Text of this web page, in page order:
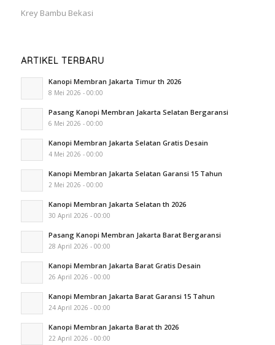
Krey Bambu Bekasi
ARTIKEL TERBARU
Kanopi Membran Jakarta Timur th 2026
8 Mei 2026 - 00:00
Pasang Kanopi Membran Jakarta Selatan Bergaransi
6 Mei 2026 - 00:00
Kanopi Membran Jakarta Selatan Gratis Desain
4 Mei 2026 - 00:00
Kanopi Membran Jakarta Selatan Garansi 15 Tahun
2 Mei 2026 - 00:00
Kanopi Membran Jakarta Selatan th 2026
30 April 2026 - 00:00
Pasang Kanopi Membran Jakarta Barat Bergaransi
28 April 2026 - 00:00
Kanopi Membran Jakarta Barat Gratis Desain
26 April 2026 - 00:00
Kanopi Membran Jakarta Barat Garansi 15 Tahun
24 April 2026 - 00:00
Kanopi Membran Jakarta Barat th 2026
22 April 2026 - 00:00